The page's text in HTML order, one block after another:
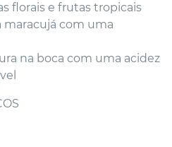
florais e frutas tropicais
maracujá com uma
na boca com uma acidez